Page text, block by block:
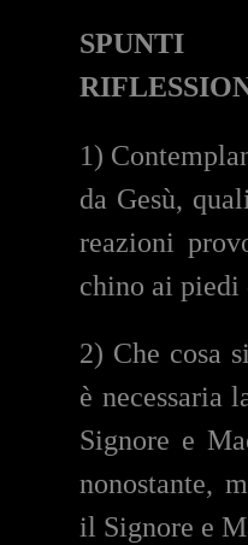
1)
da Gesù,
reazioni
chino ai piedi
2) Che cosa
è necessaria
Signore e
nonostante,
il Signore e